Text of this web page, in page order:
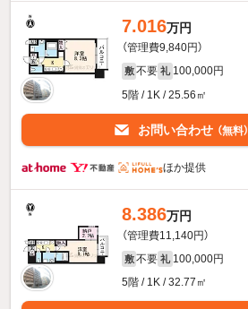
7.016万円
（管理費9,840円）
敷 不要 礼 100,000円
5階 / 1K / 25.56㎡
お問い合わせ （無料）
ほか提供
8.386万円
（管理費11,140円）
敷 不要 礼 100,000円
5階 / 1K / 32.77㎡